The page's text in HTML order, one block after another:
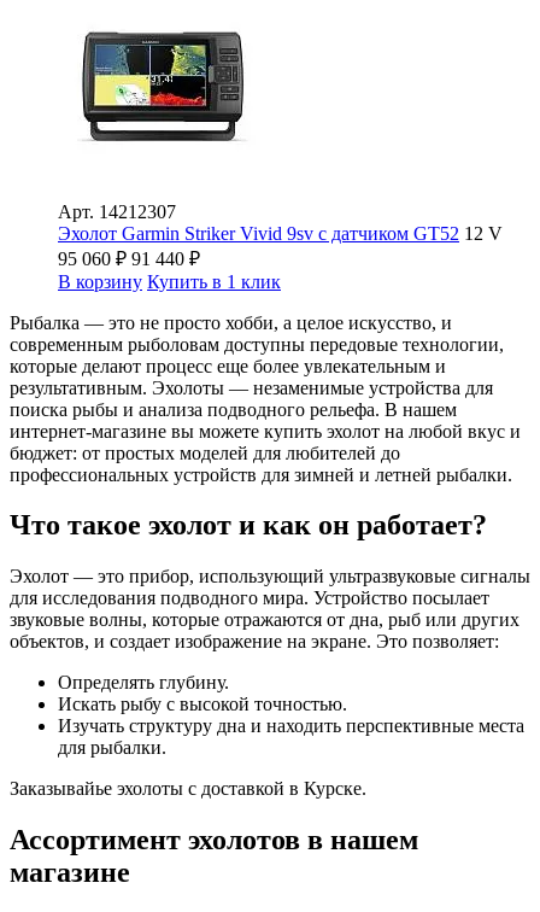
Арт. 14212307
Эхолот Garmin Striker Vivid 9sv с датчиком GT52 12 V
95 060 ₽ 91 440 ₽
В корзину Купить в 1 клик
Рыбалка — это не просто хобби, а целое искусство, и
современным рыболовам доступны передовые технологии,
которые делают процесс еще более увлекательным и
результативным. Эхолоты — незаменимые устройства для
поиска рыбы и анализа подводного рельефа. В нашем
интернет-магазине вы можете купить эхолот на любой вкус и
бюджет: от простых моделей для любителей до
профессиональных устройств для зимней и летней рыбалки.
Что такое эхолот и как он работает?
Эхолот — это прибор, использующий ультразвуковые сигналы
для исследования подводного мира. Устройство посылает
звуковые волны, которые отражаются от дна, рыб или других
объектов, и создает изображение на экране. Это позволяет:
Определять глубину.
Искать рыбу с высокой точностью.
Изучать структуру дна и находить перспективные места
для рыбалки.
Заказывайье эхолоты с доставкой в Курске.
Ассортимент эхолотов в нашем
магазине